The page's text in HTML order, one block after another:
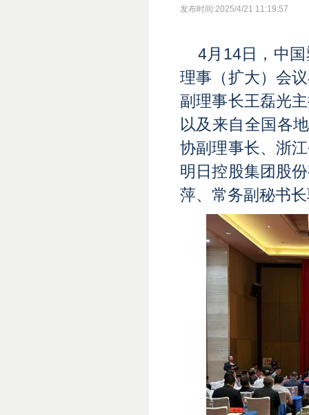
发布时间:2025/4/21 11:19:57
4月14日，中
理事（扩大）会
副理事长王磊光
以及来自全国各
协副理事长、浙
明日控股集团股
萍、常务副秘书